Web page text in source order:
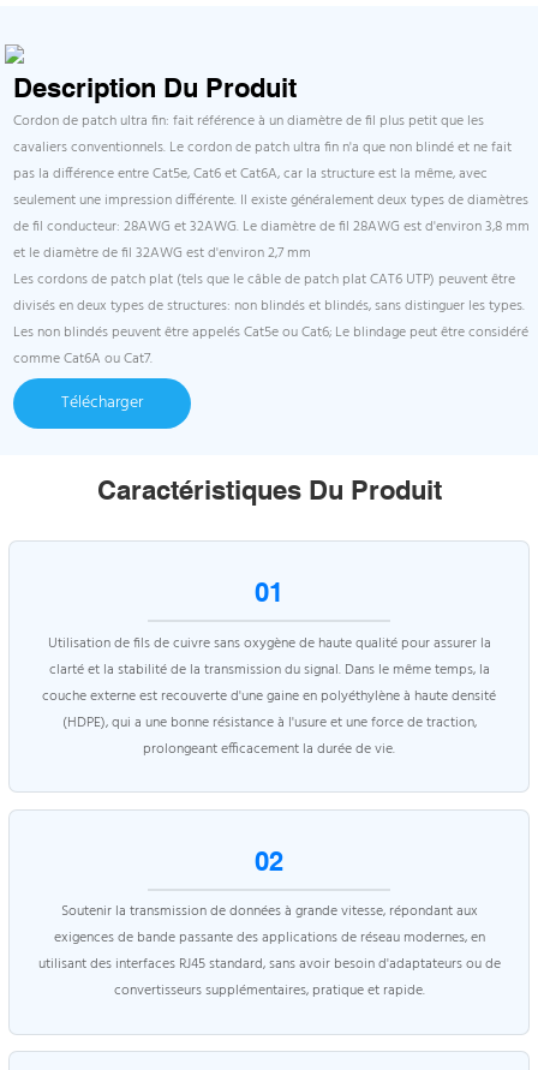
Description Du Produit
Cordon de patch ultra fin: fait référence à un diamètre de fil plus petit que les
cavaliers conventionnels. Le cordon de patch ultra fin n'a que non blindé et ne fait
pas la différence entre Cat5e, Cat6 et Cat6A, car la structure est la même, avec
seulement une impression différente. Il existe généralement deux types de diamètres
de fil conducteur: 28AWG et 32AWG. Le diamètre de fil 28AWG est d'environ 3,8 mm
et le diamètre de fil 32AWG est d'environ 2,7 mm
Les cordons de patch plat (tels que le câble de patch plat CAT6 UTP) peuvent être
divisés en deux types de structures: non blindés et blindés, sans distinguer les types.
Les non blindés peuvent être appelés Cat5e ou Cat6; Le blindage peut être considéré
comme Cat6A ou Cat7.
Télécharger
Caractéristiques Du Produit
01
Utilisation de fils de cuivre sans oxygène de haute qualité pour assurer la
clarté et la stabilité de la transmission du signal. Dans le même temps, la
couche externe est recouverte d'une gaine en polyéthylène à haute densité
(HDPE), qui a une bonne résistance à l'usure et une force de traction,
prolongeant efficacement la durée de vie.
02
Soutenir la transmission de données à grande vitesse, répondant aux
exigences de bande passante des applications de réseau modernes, en
utilisant des interfaces RJ45 standard, sans avoir besoin d'adaptateurs ou de
convertisseurs supplémentaires, pratique et rapide.